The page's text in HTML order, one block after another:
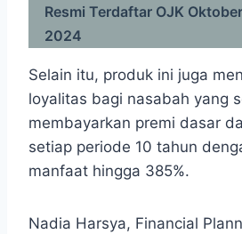
Resmi Terdaftar OJK Oktober
2024
Selain itu, produk ini juga
loyalitas bagi nasabah yang
membayarkan premi dasar
setiap periode 10 tahun
manfaat hingga 385%.
Nadia Harsya, Financial